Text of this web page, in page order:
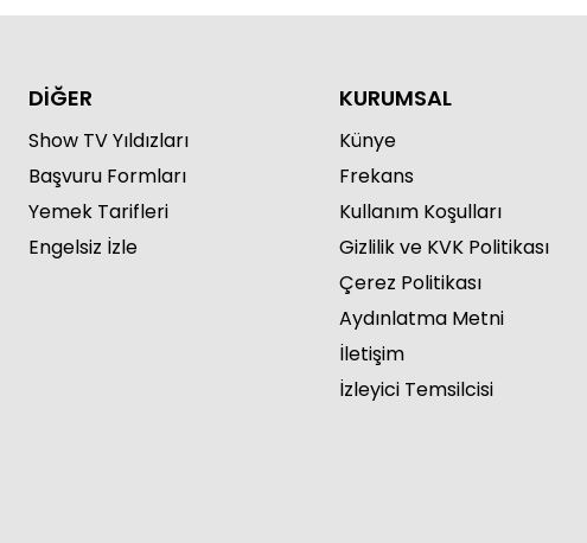
Orhan'ın hastalığı ne? / Sevdaluk
DİĞER
Show TV Yıldızları
Başvuru Formları
Yemek Tarifleri
Engelsiz İzle
KURUMSAL
Künye
Frekans
Kullanım Koşulları
Gizlilik ve KVK Politikası
Çerez Politikası
Aydınlatma Metni
İletişim
İzleyici Temsilcisi